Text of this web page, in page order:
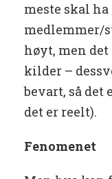
meste skal
medlemmer/
høyt, men
kilder –
bevart, så det
det er reelt).
Fenomenet